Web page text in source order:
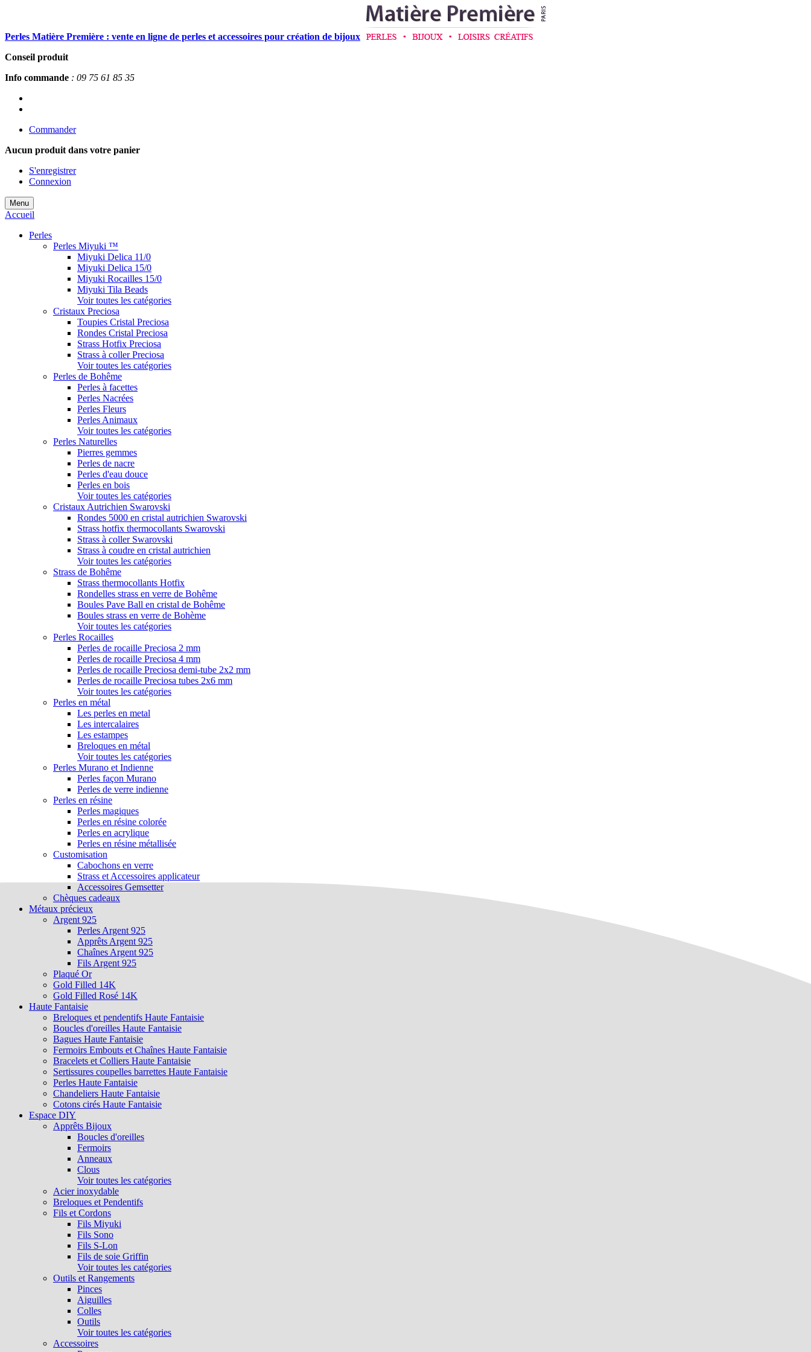
Perles Matière Première : vente en ligne de perles et accessoires pour création de bijoux
Conseil produit
Info commande : 09 75 61 85 35
Commander
Aucun produit dans votre panier
S'enregistrer
Connexion
Menu
Accueil
Perles
Perles Miyuki ™
Miyuki Delica 11/0
Miyuki Delica 15/0
Miyuki Rocailles 15/0
Miyuki Tila Beads
Voir toutes les catégories
Cristaux Preciosa
Toupies Cristal Preciosa
Rondes Cristal Preciosa
Strass Hotfix Preciosa
Strass à coller Preciosa
Voir toutes les catégories
Perles de Bohême
Perles à facettes
Perles Nacrées
Perles Fleurs
Perles Animaux
Voir toutes les catégories
Perles Naturelles
Pierres gemmes
Perles de nacre
Perles d'eau douce
Perles en bois
Voir toutes les catégories
Cristaux Autrichien Swarovski
Rondes 5000 en cristal autrichien Swarovski
Strass hotfix thermocollants Swarovski
Strass à coller Swarovski
Strass à coudre en cristal autrichien
Voir toutes les catégories
Strass de Bohême
Strass thermocollants Hotfix
Rondelles strass en verre de Bohême
Boules Pave Ball en cristal de Bohême
Boules strass en verre de Bohème
Voir toutes les catégories
Perles Rocailles
Perles de rocaille Preciosa 2 mm
Perles de rocaille Preciosa 4 mm
Perles de rocaille Preciosa demi-tube 2x2 mm
Perles de rocaille Preciosa tubes 2x6 mm
Voir toutes les catégories
Perles en métal
Les perles en metal
Les intercalaires
Les estampes
Breloques en métal
Voir toutes les catégories
Perles Murano et Indienne
Perles façon Murano
Perles de verre indienne
Perles en résine
Perles magiques
Perles en résine colorée
Perles en acrylique
Perles en résine métallisée
Customisation
Cabochons en verre
Strass et Accessoires applicateur
Accessoires Gemsetter
Chèques cadeaux
Métaux précieux
Argent 925
Perles Argent 925
Apprêts Argent 925
Chaînes Argent 925
Fils Argent 925
Plaqué Or
Gold Filled 14K
Gold Filled Rosé 14K
Haute Fantaisie
Breloques et pendentifs Haute Fantaisie
Boucles d'oreilles Haute Fantaisie
Bagues Haute Fantaisie
Fermoirs Embouts et Chaînes Haute Fantaisie
Bracelets et Colliers Haute Fantaisie
Sertissures coupelles barrettes Haute Fantaisie
Perles Haute Fantaisie
Chandeliers Haute Fantaisie
Cotons cirés Haute Fantaisie
Espace DIY
Apprêts Bijoux
Boucles d'oreilles
Fermoirs
Anneaux
Clous
Voir toutes les catégories
Acier inoxydable
Breloques et Pendentifs
Fils et Cordons
Fils Miyuki
Fils Sono
Fils S-Lon
Fils de soie Griffin
Voir toutes les catégories
Outils et Rangements
Pinces
Aiguilles
Colles
Outils
Voir toutes les catégories
Accessoires